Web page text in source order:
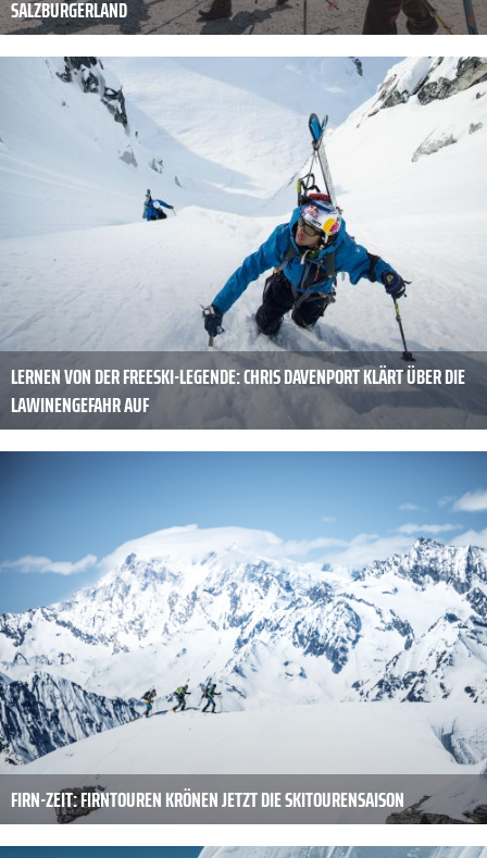
SALZBURGERLAND
LERNEN VON DER FREESKI-LEGENDE: CHRIS DAVENPORT KLÄRT ÜBER DIE
LAWINENGEFAHR AUF
FIRN-ZEIT: FIRNTOUREN KRÖNEN JETZT DIE SKITOURENSAISON